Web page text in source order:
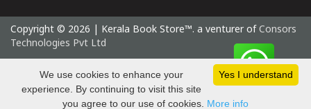
Copyright © 2026 | Kerala Book Store™. a venturer of Consors
Technologies Pvt Ltd
Saturday 8 August, 2026 IST
Yes I understand
We use cookies to enhance your
experience. By continuing to visit this site
you agree to our use of cookies. More info